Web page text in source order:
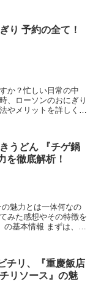
り 予約の全て！
か？忙しい日常の中
、ローソンのおにぎり
やメリットを詳しく解
うどん 『チゲ鍋
を徹底解析！
魅力とは一体何なの
みた感想やその特徴を
の基本情報 まずは、こ
チリ、『重慶飯店
リソース』の魅